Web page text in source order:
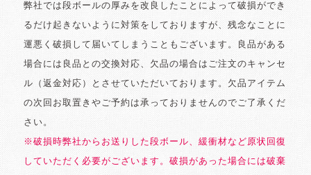
弊社では段ボールの厚みを改良したことによって破損ができ
るだけ起きないように対策をしておりますが、残念なことに
運悪く破損して届いてしまうこともございます。良品がある
場合には良品との交換対応、欠品の場合はご注文のキャンセ
ル（返金対応）とさせていただいております。欠品アイテム
の次回お取置きやご予約は承っておりませんのでご了承くだ
さい。
※破損時弊社からお送りした段ボール、緩衝材など原状回復
していただく必要がございます。破損があった場合には破棄